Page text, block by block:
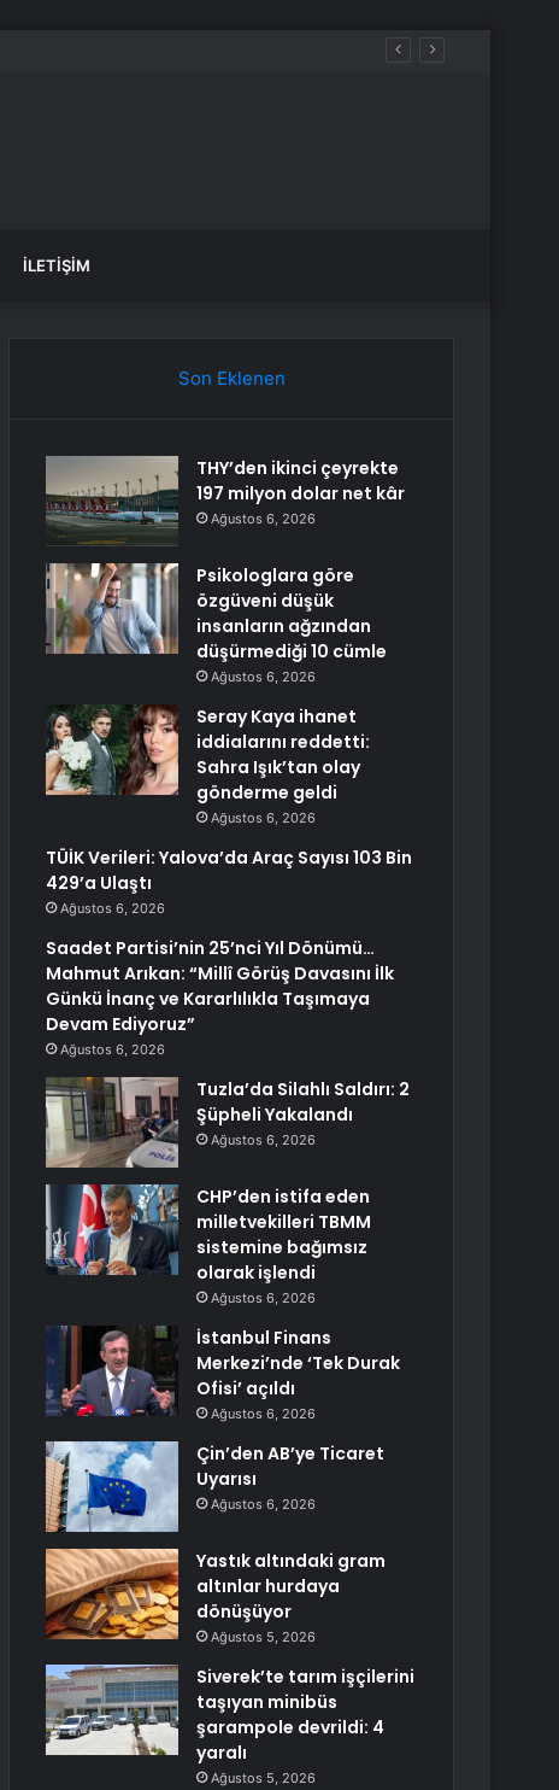
İLETIŞIM
Son Eklenen
THY’den ikinci çeyrekte
197 milyon dolar net kâr
Ağustos 6, 2026
Psikologlara göre
özgüveni düşük
insanların ağzından
düşürmediği 10 cümle
Ağustos 6, 2026
Seray Kaya ihanet
iddialarını reddetti:
Sahra Işık’tan olay
gönderme geldi
Ağustos 6, 2026
TÜİK Verileri: Yalova’da Araç Sayısı 103 Bin
429’a Ulaştı
Ağustos 6, 2026
Saadet Partisi’nin 25’nci Yıl Dönümü…
Mahmut Arıkan: “Millî Görüş Davasını İlk
Günkü İnanç ve Kararlılıkla Taşımaya
Devam Ediyoruz”
Ağustos 6, 2026
Tuzla’da Silahlı Saldırı: 2
Şüpheli Yakalandı
Ağustos 6, 2026
CHP’den istifa eden
milletvekilleri TBMM
sistemine bağımsız
olarak işlendi
Ağustos 6, 2026
İstanbul Finans
Merkezi’nde ‘Tek Durak
Ofisi’ açıldı
Ağustos 6, 2026
Çin’den AB’ye Ticaret
Uyarısı
Ağustos 6, 2026
Yastık altındaki gram
altınlar hurdaya
dönüşüyor
Ağustos 5, 2026
Siverek’te tarım işçilerini
taşıyan minibüs
şarampole devrildi: 4
yaralı
Ağustos 5, 2026